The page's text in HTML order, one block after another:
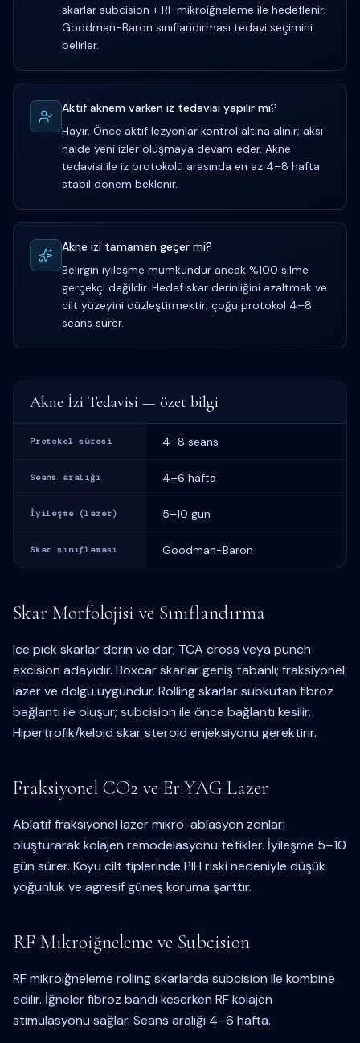
skarlar subcision + RF mikroiğneleme ile hedeflenir.
Goodman-Baron sınıflandırması tedavi seçimini
belirler.
Aktif aknem varken iz tedavisi yapılır mı?
Hayır. Önce aktif lezyonlar kontrol altına alınır; aksi
halde yeni izler oluşmaya devam eder. Akne
tedavisi ile iz protokolü arasında en az 4–8 hafta
stabil dönem beklenir.
Akne izi tamamen geçer mi?
Belirgin iyileşme mümkündür ancak %100 silme
gerçekçi değildir. Hedef skar derinliğini azaltmak ve
cilt yüzeyini düzleştirmektir; çoğu protokol 4–8
seans sürer.
Akne İzi Tedavisi — özet bilgi
Protokol süresi 4–8 seans
Seans aralığı 4–6 hafta
İyileşme (lazer) 5–10 gün
Skar sınıflaması Goodman-Baron
Skar Morfolojisi ve Sınıflandırma
Ice pick skarlar derin ve dar; TCA cross veya punch
excision adayıdır. Boxcar skarlar geniş tabanlı; fraksiyonel
lazer ve dolgu uygundur. Rolling skarlar subkutan fibroz
bağlantı ile oluşur; subcision ile önce bağlantı kesilir.
Hipertrofik/keloid skar steroid enjeksiyonu gerektirir.
Fraksiyonel CO2 ve Er:YAG Lazer
Ablatif fraksiyonel lazer mikro-ablasyon zonları
oluşturarak kolajen remodelasyonu tetikler. İyileşme 5–10
gün sürer. Koyu cilt tiplerinde PIH riski nedeniyle düşük
yoğunluk ve agresif güneş koruma şarttır.
RF Mikroiğneleme ve Subcision
RF mikroiğneleme rolling skarlarda subcision ile kombine
edilir. İğneler fibroz bandı keserken RF kolajen
stimülasyonu sağlar. Seans aralığı 4–6 hafta.